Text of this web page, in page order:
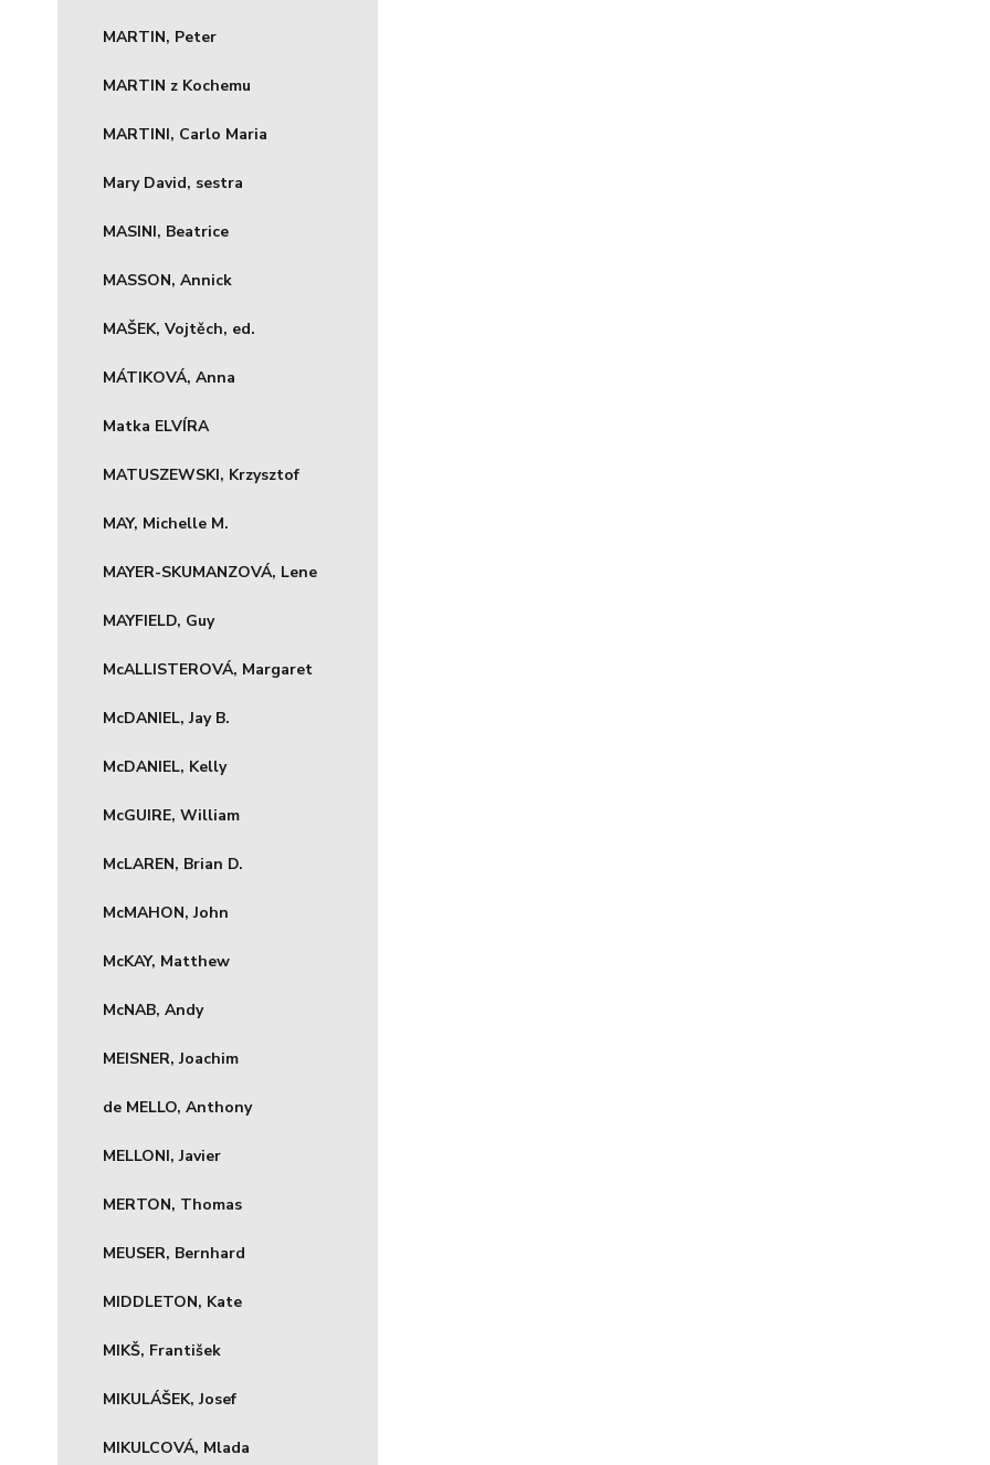
MARTIN, Peter
MARTIN z Kochemu
MARTINI, Carlo Maria
Mary David, sestra
MASINI, Beatrice
MASSON, Annick
MAŠEK, Vojtěch, ed.
MÁTIKOVÁ, Anna
Matka ELVÍRA
MATUSZEWSKI, Krzysztof
MAY, Michelle M.
MAYER-SKUMANZOVÁ, Lene
MAYFIELD, Guy
McALLISTEROVÁ, Margaret
McDANIEL, Jay B.
McDANIEL, Kelly
McGUIRE, William
McLAREN, Brian D.
McMAHON, John
McKAY, Matthew
McNAB, Andy
MEISNER, Joachim
de MELLO, Anthony
MELLONI, Javier
MERTON, Thomas
MEUSER, Bernhard
MIDDLETON, Kate
MIKŠ, František
MIKULÁŠEK, Josef
MIKULCOVÁ, Mlada